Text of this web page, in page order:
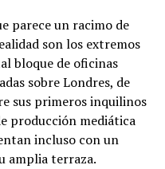
parece un racimo de
son los extremos
bloque de oficinas
sobre Londres, de
sus primeros inquilinos
producción mediática
incluso con un
amplia terraza.